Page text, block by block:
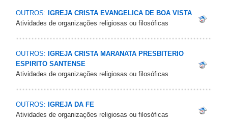
OUTROS: IGREJA CRISTA EVANGELICA DE BOA VISTA
Atividades de organizações religiosas ou filosóficas
OUTROS: IGREJA CRISTA MARANATA PRESBITERIO
ESPIRITO SANTENSE
Atividades de organizações religiosas ou filosóficas
OUTROS: IGREJA DA FE
Atividades de organizações religiosas ou filosóficas